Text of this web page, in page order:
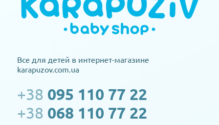
Все для детей в интернет-магазине
karapuzov.com.ua
+38 095 110 77 22
+38 068 110 77 22